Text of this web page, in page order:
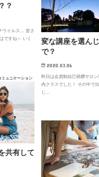
？
ウイルス… 皆さ
ですね～ いく
変な講座を選ん
で？
2020.03.06
昨日は会員制自己研鑽サロ
内クラスでした！ その中で
じ…
ミュニケーション
共有して